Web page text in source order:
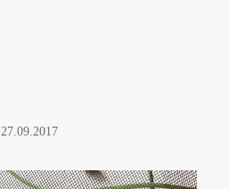
27.09.2017